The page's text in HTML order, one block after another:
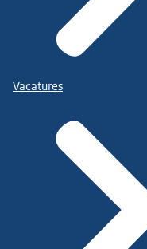
Vacatures